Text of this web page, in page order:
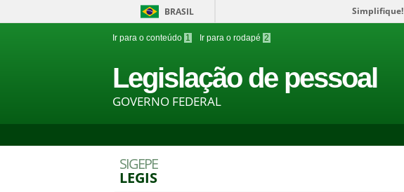
BRASIL Simplifique!
Ir para o conteúdo 1 Ir para o rodapé 2
Legislação de pessoal
GOVERNO FEDERAL
SIGEPE
LEGIS